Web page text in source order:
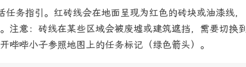
务指引。红砖线会在地面呈现为红色的砖块或油漆线，
注意：砖线在某些区域会被废墟或建筑遮挡，需要切换到
哔哔小子参照地图上的任务标记（绿色箭头）。